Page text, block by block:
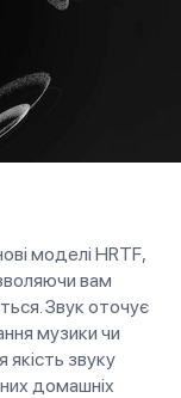
моделі HRTF,
вам
Звук оточує
музики чи
звуку
домашніх